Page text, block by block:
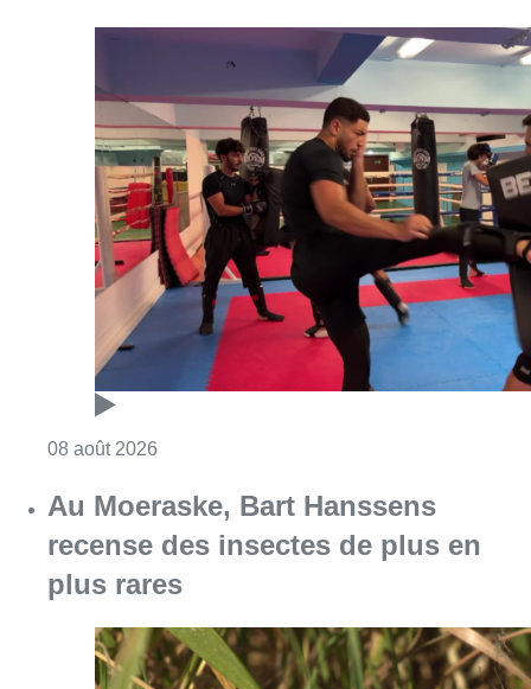
08 août 2026Consulter l'article "Un nouveau club de
Au Moeraske, Bart Hanssens
recense des insectes de plus en
plus rares